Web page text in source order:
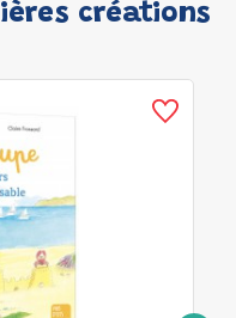
créations